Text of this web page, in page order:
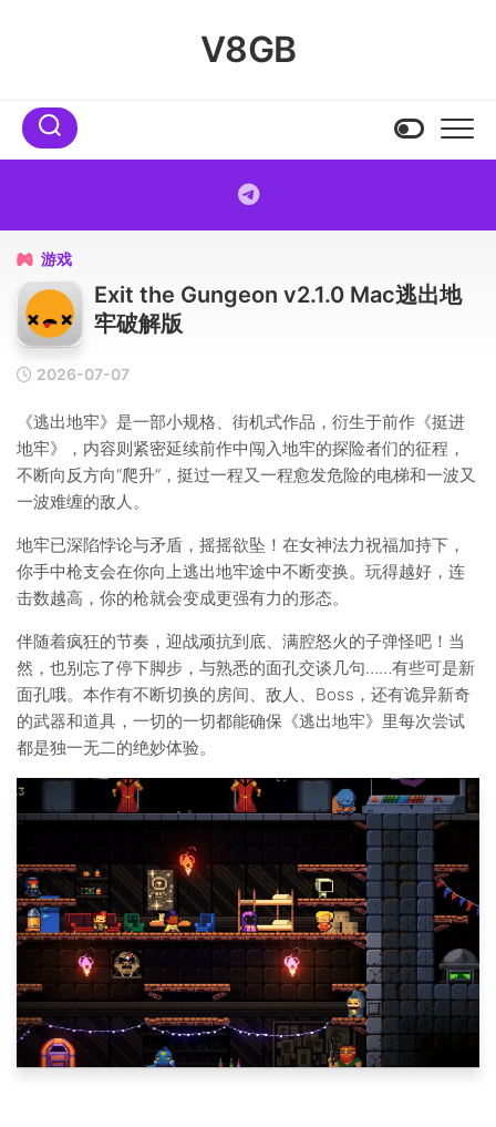
V8GB
 游戏
Exit the Gungeon v2.1.0 Mac逃出地
牢破解版
2026-07-07
《逃出地牢》是一部小规格、街机式作品，衍生于前作《挺进
地牢》，内容则紧密延续前作中闯入地牢的探险者们的征程，
不断向反方向“爬升”，挺过一程又一程愈发危险的电梯和一波又
一波难缠的敌人。
地牢已深陷悖论与矛盾，摇摇欲坠！在女神法力祝福加持下，
你手中枪支会在你向上逃出地牢途中不断变换。玩得越好，连
击数越高，你的枪就会变成更强有力的形态。
伴随着疯狂的节奏，迎战顽抗到底、满腔怒火的子弹怪吧！当
然，也别忘了停下脚步，与熟悉的面孔交谈几句……有些可是新
面孔哦。本作有不断切换的房间、敌人、Boss，还有诡异新奇
的武器和道具，一切的一切都能确保《逃出地牢》里每次尝试
都是独一无二的绝妙体验。